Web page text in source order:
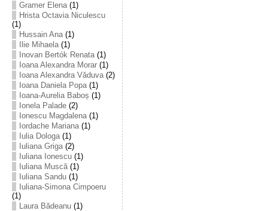
Gramer Elena(1)
Hrista Octavia Niculescu
(1)
Hussain Ana(1)
Ilie Mihaela(1)
Inovan Bertók Renata(1)
Ioana Alexandra Morar(1)
Ioana Alexandra Văduva(2)
Ioana Daniela Popa(1)
Ioana-Aurelia Baboș (1)
Ionela Palade(2)
Ionescu Magdalena(1)
Iordache Mariana(1)
Iulia Dologa(1)
Iuliana Griga(2)
Iuliana Ionescu(1)
Iuliana Muscă(1)
Iuliana Sandu(1)
Iuliana-Simona Cimpoeru
(1)
Laura Bădeanu(1)